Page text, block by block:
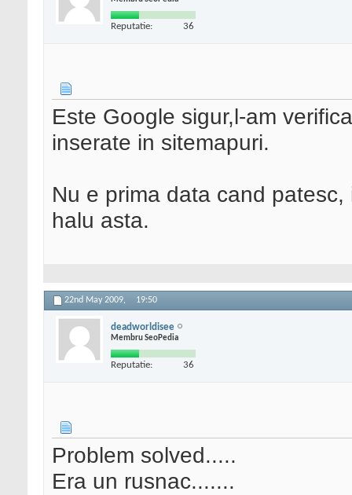
Reputatie: 36
Este Google sigur,l-am
inserate in sitemapuri.
Nu e prima data cand
halu asta.
22nd May 2009, 19:50
deadworldisee
Membru SeoPedia
Reputatie: 36
Problem solved.....
Era un rusnac.......